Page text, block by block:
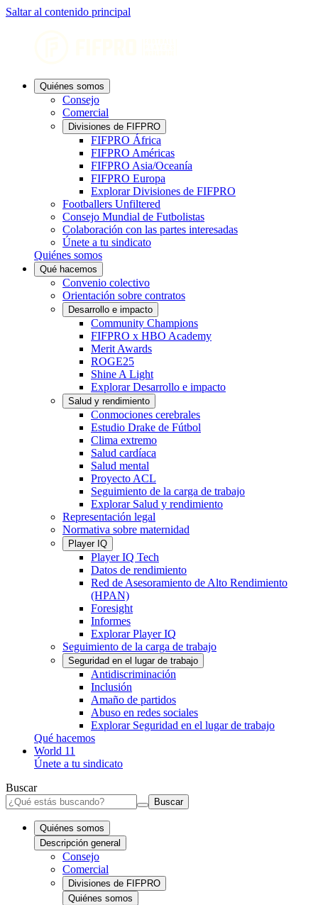
Saltar al contenido principal
Quiénes somos
Consejo
Comercial
Divisiones de FIFPRO
FIFPRO África
FIFPRO Américas
FIFPRO Asia/Oceanía
FIFPRO Europa
Explorar Divisiones de FIFPRO
Footballers Unfiltered
Consejo Mundial de Futbolistas
Colaboración con las partes interesadas
Únete a tu sindicato
Quiénes somos
Qué hacemos
Convenio colectivo
Orientación sobre contratos
Desarrollo e impacto
Community Champions
FIFPRO x HBO Academy
Merit Awards
ROGE25
Shine A Light
Explorar Desarrollo e impacto
Salud y rendimiento
Conmociones cerebrales
Estudio Drake de Fútbol
Clima extremo
Salud cardíaca
Salud mental
Proyecto ACL
Seguimiento de la carga de trabajo
Explorar Salud y rendimiento
Representación legal
Normativa sobre maternidad
Player IQ
Player IQ Tech
Datos de rendimiento
Red de Asesoramiento de Alto Rendimiento
(HPAN)
Foresight
Informes
Explorar Player IQ
Seguimiento de la carga de trabajo
Seguridad en el lugar de trabajo
Antidiscriminación
Inclusión
Amaño de partidos
Abuso en redes sociales
Explorar Seguridad en el lugar de trabajo
Qué hacemos
World 11
Únete a tu sindicato
Buscar
Buscar
Quiénes somos
Descripción general
Consejo
Comercial
Divisiones de FIFPRO
Quiénes somos